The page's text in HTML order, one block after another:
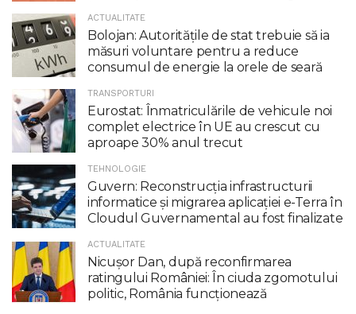
ACTUALITATE
Bolojan: Autoritățile de stat trebuie să ia
măsuri voluntare pentru a reduce
consumul de energie la orele de seară
TRANSPORTURI
Eurostat: Înmatriculările de vehicule noi
complet electrice în UE au crescut cu
aproape 30% anul trecut
TEHNOLOGIE
Guvern: Reconstrucția infrastructurii
informatice și migrarea aplicației e-Terra în
Cloudul Guvernamental au fost finalizate
ACTUALITATE
Nicuşor Dan, după reconfirmarea
ratingului României: În ciuda zgomotului
politic, România funcţionează